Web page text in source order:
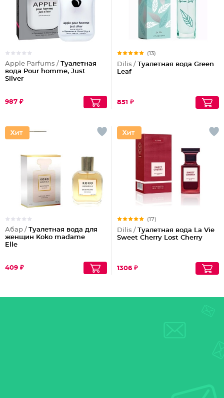
Apple Parfums / Туалетная
вода Pour homme, Just
Silver
987 ₽
(13)
Dilis / Туалетная вода Green
Leaf
851 ₽
Абар / Туалетная вода для
женщин Koko madame
Elle
409 ₽
(17)
Dilis / Туалетная вода La Vie
Sweet Cherry Lost Cherry
1306 ₽